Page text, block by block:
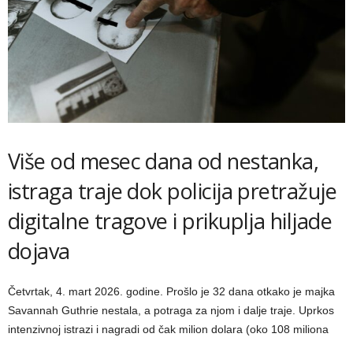
Više od mesec dana od nestanka,
istraga traje dok policija pretražuje
digitalne tragove i prikuplja hiljade
dojava
Četvrtak, 4. mart 2026. godine. Prošlo je 32 dana otkako je majka
Savannah Guthrie nestala, a potraga za njom i dalje traje. Uprkos
intenzivnoj istrazi i nagradi od čak milion dolara (oko 108 miliona